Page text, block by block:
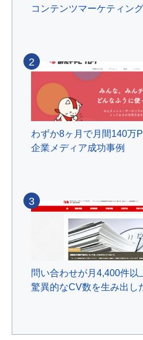
コンテンツマーケティン
わずか8ヶ月で月間140万
企業メディア成功事例
2
問い合わせが月4,400件以
驚異的なCV数を生み出し
3